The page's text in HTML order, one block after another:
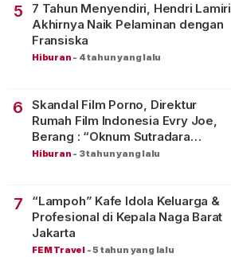
5
7 Tahun Menyendiri, Hendri Lamiri
Akhirnya Naik Pelaminan dengan
Fransiska
Hiburan - 4 tahun yang lalu
6
Skandal Film Porno, Direktur
Rumah Film Indonesia Evry Joe,
Berang : “Oknum Sutradara
Merusak Perfilman Indonesia”!
Hiburan - 3 tahun yang lalu
7
“Lampoh” Kafe Idola Keluarga &
Profesional di Kepala Naga Barat
Jakarta
FEM Travel -5 tahun yang lalu